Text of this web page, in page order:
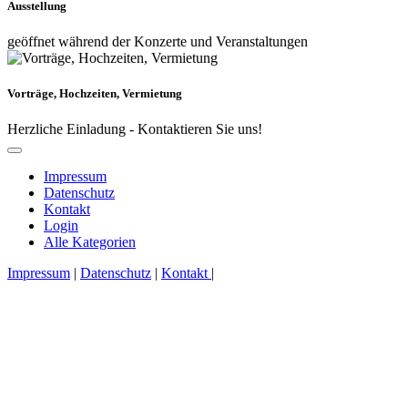
Ausstellung
geöffnet während der Konzerte und Veranstaltungen
Vorträge, Hochzeiten, Vermietung
Herzliche Einladung - Kontaktieren Sie uns!
Impressum
Datenschutz
Kontakt
Login
Alle Kategorien
Impressum | Datenschutz | Kontakt |